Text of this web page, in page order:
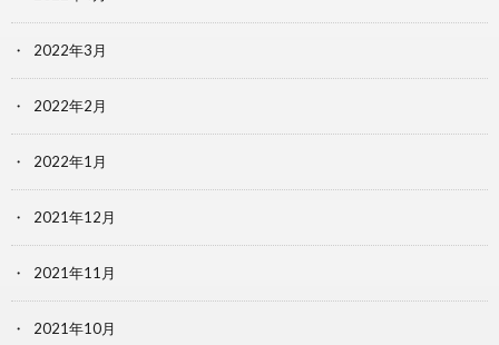
2022年3月
2022年2月
2022年1月
2021年12月
2021年11月
2021年10月